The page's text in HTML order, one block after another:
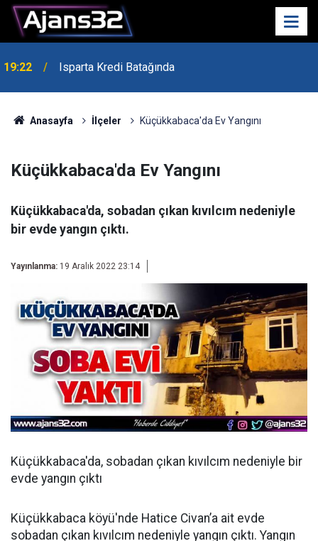
19:22 Isparta Kredi Batağında
Anasayfa İlçeler Küçükkabaca'da Ev Yangını
Küçükkabaca'da Ev Yangını
Küçükkabaca'da, sobadan çıkan kıvılcım nedeniyle
bir evde yangın çıktı.
Yayınlanma: 19 Aralık 2022 23:14
Küçükkabaca'da, sobadan çıkan kıvılcım nedeniyle bir
evde yangın çıktı
Küçükkabaca köyü'nde Hatice Civan’a ait evde
sobadan çıkan kıvılcım nedeniyle yangın çıktı. Yangın